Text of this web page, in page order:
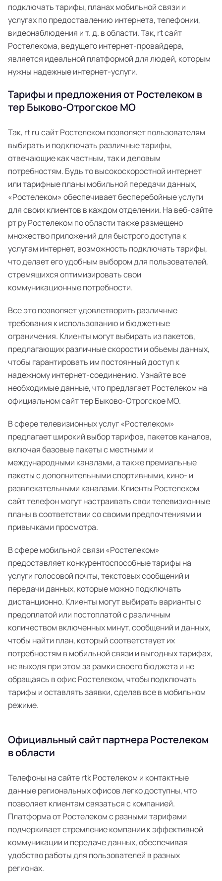
подключать тарифы, планах мобильной связи и
услугах по предоставлению интернета, телефонии,
видеонаблюдения и т. д. в области. Так, rt сайт
Ростелекома, ведущего интернет-провайдера,
является идеальной платформой для людей, которым
нужны надежные интернет-услуги.
Тарифы и предложения от Ростелеком в
тер Быково-Отрогское МО
Так, rt ru сайт Ростелеком позволяет пользователям
выбирать и подключать различные тарифы,
отвечающие как частным, так и деловым
потребностям. Будь то высокоскоростной интернет
или тарифные планы мобильной передачи данных,
«Ростелеком» обеспечивает бесперебойные услуги
для своих клиентов в каждом отделении. На веб-сайте
рт ру Ростелеком по области также размещено
множество приложений для быстрого доступа к
услугам интернет, возможность подключать тарифы,
что делает его удобным выбором для пользователей,
стремящихся оптимизировать свои
коммуникационные потребности.
Все это позволяет удовлетворить различные
требования к использованию и бюджетные
ограничения. Клиенты могут выбирать из пакетов,
предлагающих различные скорости и объемы данных,
чтобы гарантировать им постоянный доступ к
надежному интернет-соединению. Узнайте все
необходимые данные, что предлагает Ростелеком на
официальном сайт тер Быково-Отрогское МО.
В сфере телевизионных услуг «Ростелеком»
предлагает широкий выбор тарифов, пакетов каналов,
включая базовые пакеты с местными и
международными каналами, а также премиальные
пакеты с дополнительными спортивными, кино- и
развлекательными каналами. Клиенты Ростелеком
сайт телефон могут настраивать свои телевизионные
планы в соответствии со своими предпочтениями и
привычками просмотра.
В сфере мобильной связи «Ростелеком»
предоставляет конкурентоспособные тарифы на
услуги голосовой почты, текстовых сообщений и
передачи данных, которые можно подключать
дистанционно. Клиенты могут выбирать варианты с
предоплатой или постоплатой с различным
количеством включенных минут, сообщений и данных,
чтобы найти план, который соответствует их
потребностям в мобильной связи и выгодных тарифах,
не выходя при этом за рамки своего бюджета и не
обращаясь в офис Ростелеком, чтобы подключать
тарифы и оставлять заявки, сделав все в мобильном
режиме.
Официальный сайт партнера Ростелеком
в области
Телефоны на сайте rtk Ростелеком и контактные
данные региональных офисов легко доступны, что
позволяет клиентам связаться с компанией.
Платформа от Ростелеком с разными тарифами
подчеркивает стремление компании к эффективной
коммуникации и передаче данных, обеспечивая
удобство работы для пользователей в разных
регионах.